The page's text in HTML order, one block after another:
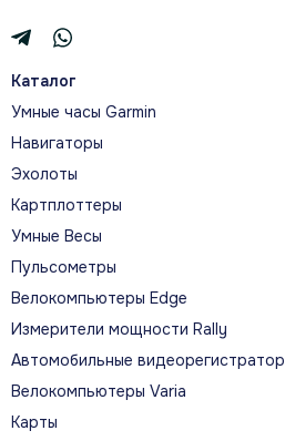
Каталог
Умные часы Garmin
Навигаторы
Эхолоты
Картплоттеры
Умные Весы
Пульсометры
Велокомпьютеры Edge
Измерители мощности Rally
Автомобильные
Велокомпьютеры Varia
Карты